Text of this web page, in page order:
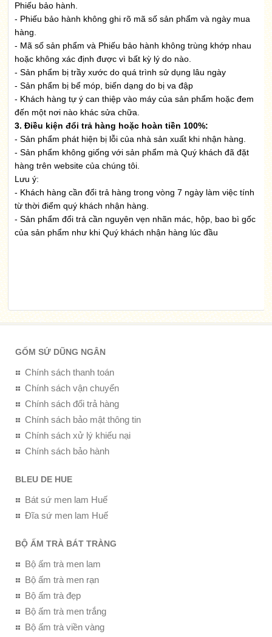
Phiếu bảo hành.
- Phiếu bảo hành không ghi rõ mã số sản phẩm và ngày mua
hàng.
- Mã số sản phẩm và Phiếu bảo hành không trùng khớp nhau
hoặc không xác định được vì bất kỳ lý do nào.
- Sản phẩm bị trầy xước do quá trình sử dụng lâu ngày
- Sản phẩm bị bể móp, biến dạng do bị va đập
- Khách hàng tự ý can thiệp vào máy của sản phẩm hoặc đem
đến một nơi nào khác sửa chữa.
3. Điều kiện đổi trả hàng hoặc hoàn tiền 100%:
- Sản phẩm phát hiện bị lỗi của nhà sản xuất khi nhận hàng.
- Sản phẩm không giống với sản phẩm mà Quý khách đã đặt
hàng trên website của chúng tôi.
Lưu ý:
- Khách hàng cần đổi trả hàng trong vòng 7 ngày làm việc tính
từ thời điểm quý khách nhận hàng.
- Sản phẩm đổi trả cần nguyên vẹn nhãn mác, hộp, bao bì gốc
của sản phẩm như khi Quý khách nhận hàng lúc đầu
GỐM SỨ DŨNG NGÂN
Chính sách thanh toán
Chính sách vận chuyển
Chính sách đổi trả hàng
Chính sách bảo mật thông tin
Chính sách xử lý khiếu nại
Chính sách bảo hành
BLEU DE HUE
Bát sứ men lam Huế
Đĩa sứ men lam Huế
BỘ ẤM TRÀ BÁT TRÀNG
Bộ ấm trà men lam
Bộ ấm trà men rạn
Bộ ấm trà đẹp
Bộ ấm trà men trắng
Bộ ấm trà viền vàng